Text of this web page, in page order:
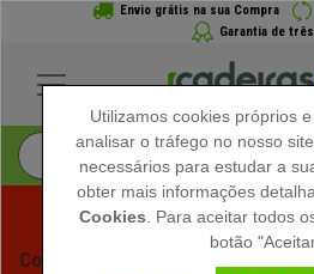
Envio grátis na sua Compra
Garantia de
Começam os Saldos de Verão
Utilizamos cookies próprios
analisar o tráfego no nosso
necessários para estudar a
obter mais informações
Cookies . Para aceitar todos
botão